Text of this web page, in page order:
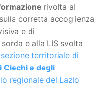
rivolta al
corretta accoglienza
e di
e alla LIS svolta
sezione territoriale di
Ciechi e degli
regionale del Lazio